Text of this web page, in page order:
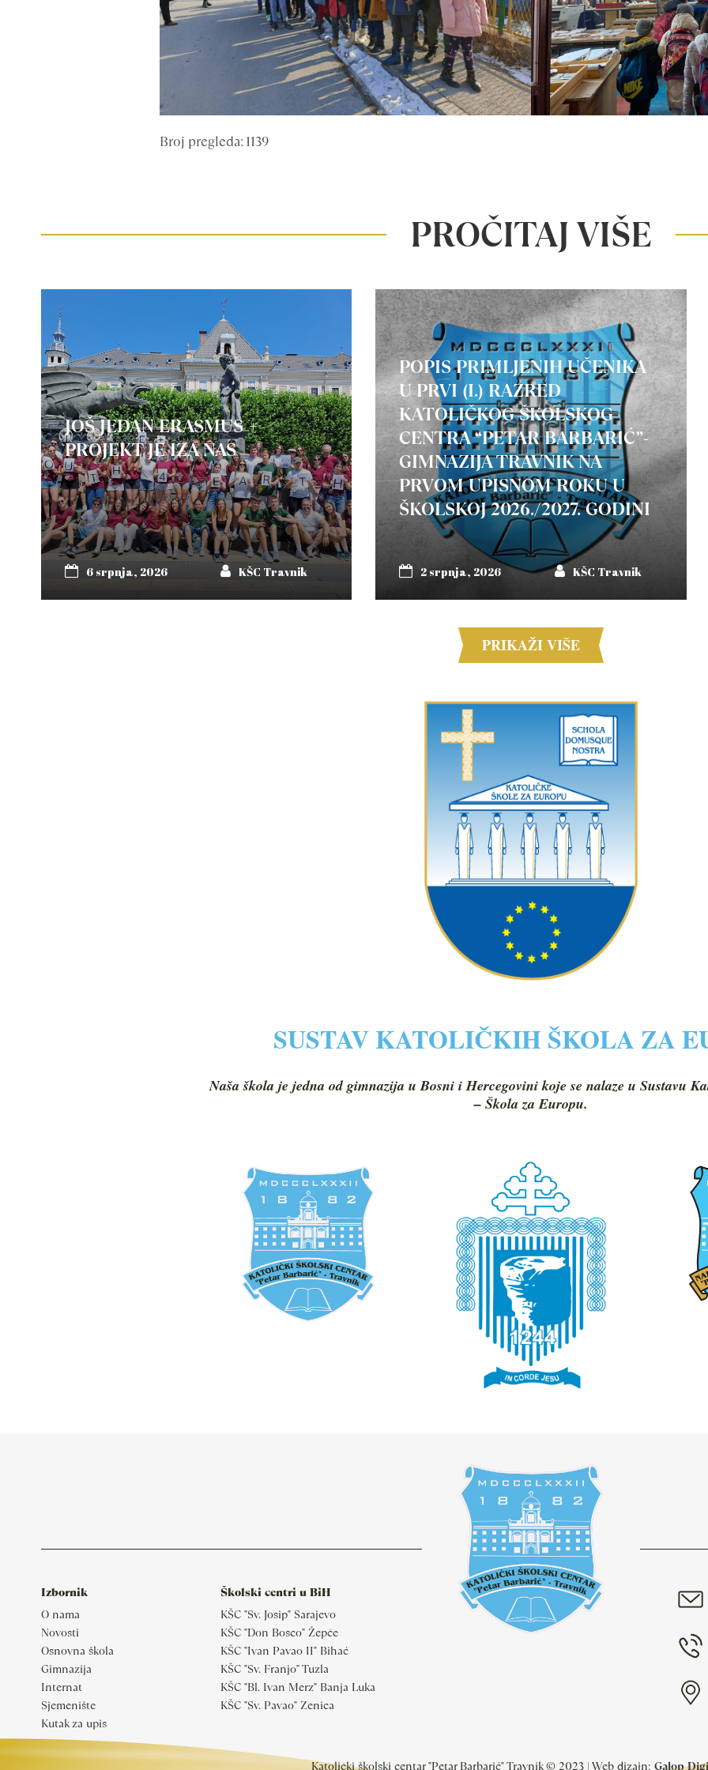
Broj pregleda: 1139
PROČITAJ VIŠE
JOŠ JEDAN ERASMUS +
PROJEKT JE IZA NAS
6 srpnja, 2026 KŠC Travnik
POPIS PRIMLJENIH UČENIKA
U PRVI (I.) RAZRED
KATOLIČKOG ŠKOLSKOG
CENTRA “PETAR BARBARIĆ”-
GIMNAZIJA TRAVNIK NA
PRVOM UPISNOM ROKU U
ŠKOLSKOJ 2026./2027. GODINI
2 srpnja, 2026 KŠC Travnik
PRIKAŽI VIŠE
SUSTAV KATOLIČKIH ŠKOLA ZA
Naša škola je jedna od gimnazija u Bosni i Hercegovini koje se nalaze u Sustavu
– Škola za Europu.
Izbornik
O nama
Novosti
Osnovna škola
Gimnazija
Internat
Sjemenište
Kutak za upis
Školski centri u BiH
KŠC "Sv. Josip" Sarajevo
KŠC "Don Bosco" Žepče
KŠC "Ivan Pavao II" Bihać
KŠC "Sv. Franjo" Tuzla
KŠC "Bl. Ivan Merz" Banja Luka
KŠC "Sv. Pavao" Zenica
Katolički školski centar "Petar Barbarić" Travnik © 2023 | Web dizajn: Galop